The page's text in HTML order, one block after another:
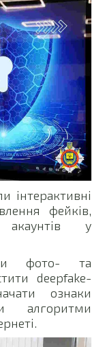
інтерактивні
фейків,
акаунтів у
фото- та
deepfake-
ознаки
алгоритми